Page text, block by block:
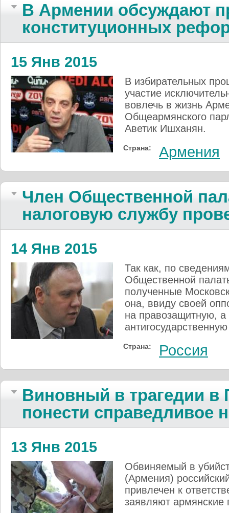
В Армении обсуждают
конституционных
15 Янв 2015
В избирательных
участие
вовлечь в жизнь
Общеармянского
Аветик Ишханян.
Страна: Армения
Член Общественной
налоговую службу
14 Янв 2015
Так как, по
Общественной
полученные
она, ввиду своей
на правозащитную, а
Страна: Россия
Виновный в трагедии
понести справедливое
13 Янв 2015
Обвиняемый в
(Армения)
привлечен к
заявляют армянские